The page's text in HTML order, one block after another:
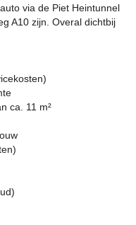
via de Piet Heintunnel
A10 zijn. Overal dichtbij
ca. 11 m²